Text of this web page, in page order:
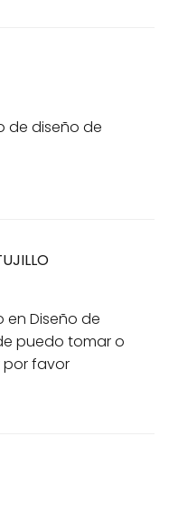
de diseño de
en Diseño de
puedo tomar o
por favor